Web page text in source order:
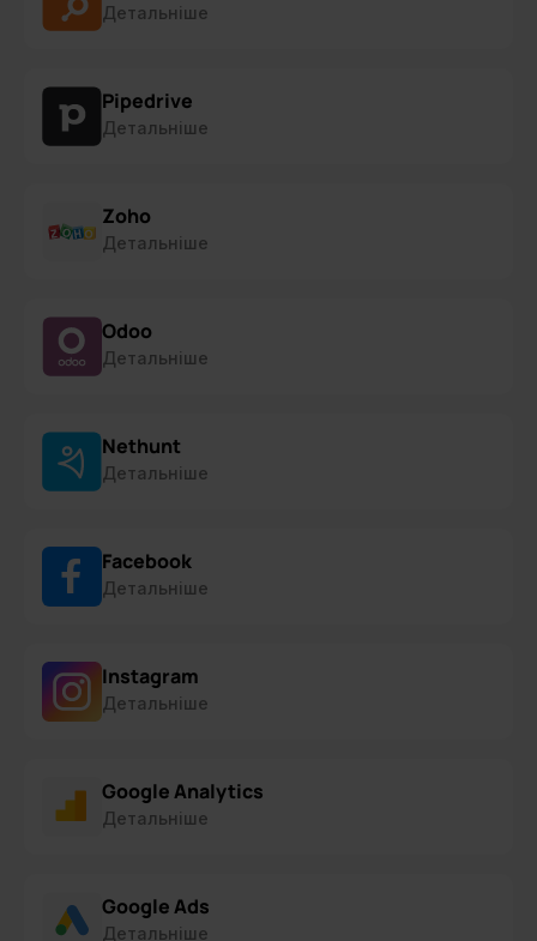
Детальніше
Pipedrive
Детальніше
Zoho
Детальніше
Odoo
Детальніше
Nethunt
Детальніше
Facebook
Детальніше
Instagram
Детальніше
Google Analytics
Детальніше
Google Ads
Детальніше